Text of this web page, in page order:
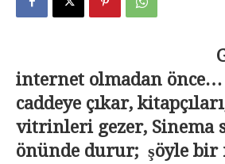
internet olmadan önce…
caddeye çıkar,
vitrinleri gezer, Sinema
önünde durur; şöyle bir